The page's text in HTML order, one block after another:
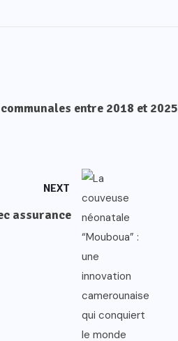
entre 2018 et 2025
NEXT
assurance